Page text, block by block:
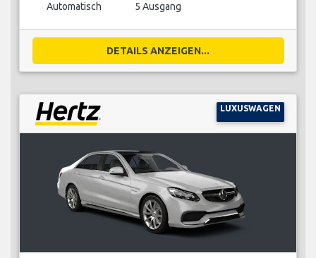
Automatisch 5 Ausgang
DETAILS ANZEIGEN...
LUXUSWAGEN